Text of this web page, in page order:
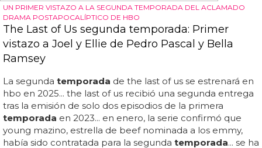
tuvo 8 capítulos de unos10minutos cada uno (nota:
mejor verlos sin censura que se ve de todo), pero casi 3
años más tarde la segunda se estrenará con capítulos de
unos 30 minutos... como las grandes series de cable... si no
la conoces, es una webserie estrenada en 2012 que
cuenta la historia de alex (interpretado por ben baur), un
gay veinteañero y soltero en nueva york tratando de
averiguar lo que quiere... y mientras lo hace, a nadie le
amarga un dulce... a la caza de rabos: ¡que vuelve la serie
gay 'hunting season'!... te recomendamos la que algunos
llaman la versión gay de 'sexo en nueva york', que volverá
a travé...